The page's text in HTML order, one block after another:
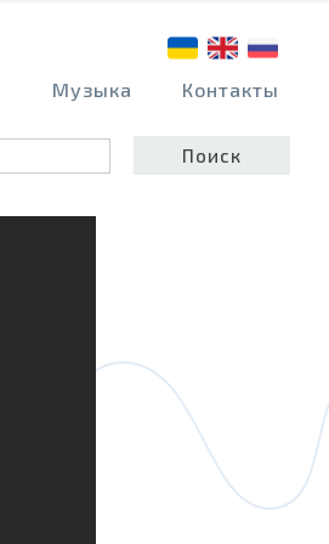
Музыка Контакты